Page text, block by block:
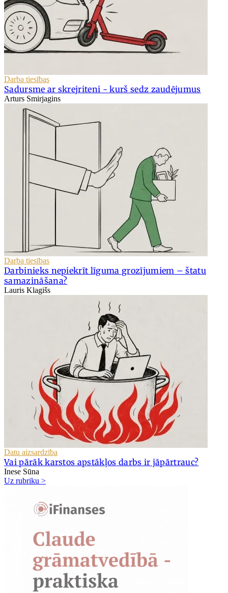
Darba tiesības
Sadursme ar skrejriteni - kurš sedz zaudējumus
Arturs Smirjagins
Darba tiesības
Darbinieks nepiekrīt līguma grozījumiem – štatu
samazināšana?
Lauris Klagišs
Datu aizsardzība
Vai pārāk karstos apstākļos darbs ir jāpārtrauc?
Inese Sūna
Uz rubriku >